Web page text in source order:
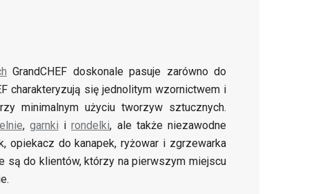
GrandCHEF doskonale pasuje zarówno do
charakteryzują się jednolitym wzornictwem i
minimalnym użyciu tworzyw sztucznych.
, garnki irondelki, ale także niezawodne
opiekacz do kanapek, ryżowar i zgrzewarka
są do klientów, którzy na pierwszym miejscu